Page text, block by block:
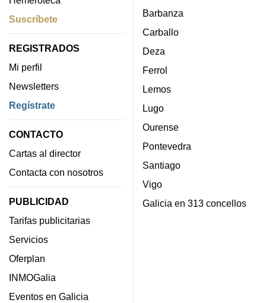
Suscríbete
REGISTRADOS
Mi perfil
Newsletters
Regístrate
CONTACTO
Cartas al director
Contacta con nosotros
PUBLICIDAD
Tarifas publicitarias
Servicios
Oferplan
INMOGalia
Eventos en Galicia
Barbanza
Carballo
Deza
Ferrol
Lemos
Lugo
Ourense
Pontevedra
Santiago
Vigo
Galicia en 313 concellos